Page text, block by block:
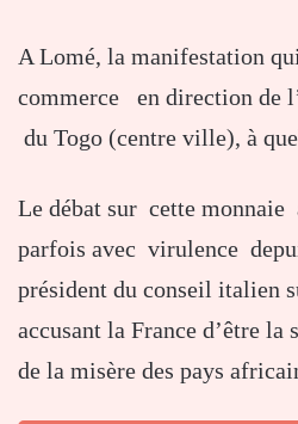
A Lomé, la manifestation
commerce en direction de
du Togo (centre ville), à
Le débat sur cette monnaie
parfois avec virulence
président du conseil italien
accusant la France d’être la
de la misère des pays